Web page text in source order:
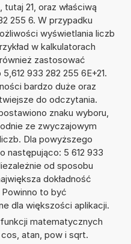
tutaj 21, oraz właściwą
255 6. W przypadku
wyświetlania liczb
w kalkulatorach
zastosować
933 282 255 6E+21.
bardzo duże oraz
do odczytania.
znaku wyboru,
ze zwyczajowym
Dla powyższego
następująco: 5 612 933
od sposobu
dokładność
to być
dla większości aplikacji.
matematycznych
atan, pow i sqrt.